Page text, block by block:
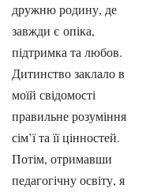
дружню родину, де
завжди є опіка,
підтримка та любов.
Дитинство заклало в
моїй свідомості
правильне розуміння
сім’ї та її цінностей.
Потім, отримавши
педагогічну освіту, я